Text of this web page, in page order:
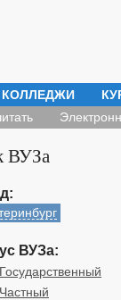
КОЛЛЕДЖИ
ВУЗа
ВУЗа:
Государственный
Частный